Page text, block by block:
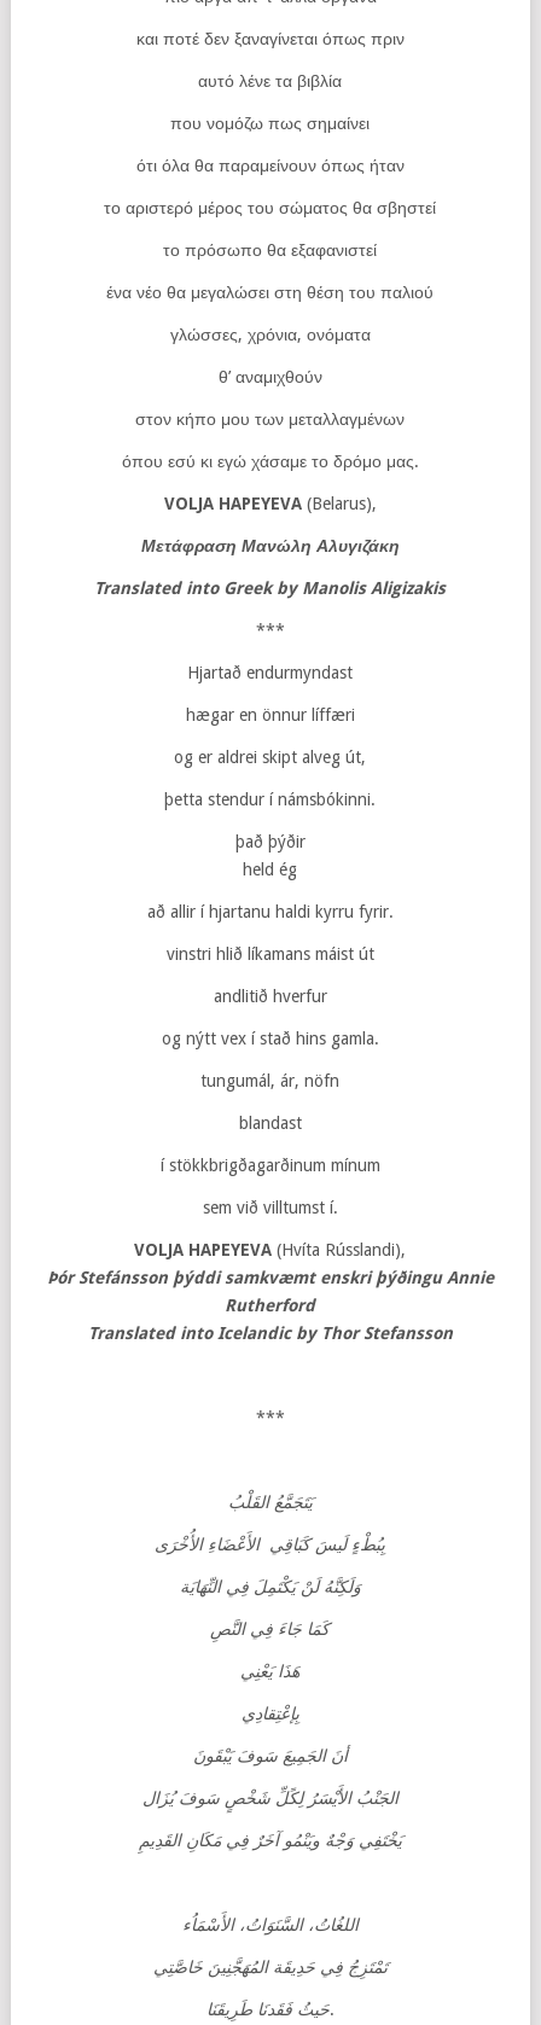
και ποτέ δεν ξαναγίνεται όπως πριν
αυτό λένε τα βιβλία
που νομόζω πως σημαίνει
ότι όλα θα παραμείνουν όπως ήταν
το αριστερό μέρος του σώματος θα σβηστεί
το πρόσωπο θα εξαφανιστεί
ένα νέο θα μεγαλώσει στη θέση του παλιού
γλώσσες, χρόνια, ονόματα
θ’ αναμιχθούν
στον κήπο μου των μεταλλαγμένων
όπου εσύ κι εγώ χάσαμε το δρόμο μας.
VOLJA HAPEYEVA(Belarus),
Μετάφραση Μανώλη Αλυγιζάκη
Translated into Greekby Manolis Aligizakis
***
Hjartað endurmyndast
hægar en önnur líffæri
og er aldrei skipt alveg út,
þetta stendur í námsbókinni.
það þýðir
held ég
að allir í hjartanu haldi kyrru fyrir.
vinstri hlið líkamans máist út
andlitið hverfur
og nýtt vex í stað hins gamla.
tungumál, ár, nöfn
blandast
í stökkbrigðagarðinum mínum
sem við villtumst í.
VOLJA HAPEYEVA (Hvíta Rússlandi),
Þór Stefánsson þýddi samkvæmt enskri þýðingu Annie
Rutherford
Translated into Icelandic by Thor Stefansson
***
يَتَجَمَّعُ القَلْبُ
بِبُطْءٍ لَيسَ كَبَاقِي الأَعْضَاءِ الأُخْرَى
وَلَكِنَّهُ لَنْ يَكْتَمِلَ فِي النِّهَايَة
كَمَا جَاءَ فِي النَّصِ
هَذَا يَعْنِي
بِإعْتِقادِي
أنَ الجَمِيعَ سَوفَ يَبْقَونَ
الجَنْبُ الأَيْسَرُ لِكًلِّ شَخْصٍ سَوفَ يُزَال
يَخْتَفِي وَجْهٌ ويَنْمُو آخَرٌ فِي مَكَانِ القَدِيمِ
اللغُاتُ، السَّنَوَاتُ، الأَسْمَاُء
تَمْتَزِجُ فِي حَدِيقَة المُهَجَّنِينَ خَاصَّتِي
حَيثُ فَقَدنَا طَرِيقَنَا.